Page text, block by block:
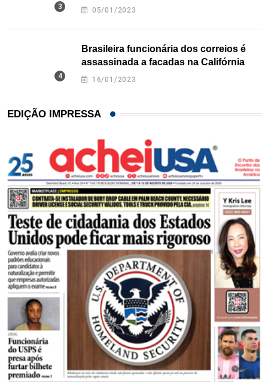
Texas
05/01/2023
Brasileira funcionária dos correios é
assassinada a facadas na Califórnia
16/01/2023
EDIÇÃO IMPRESSA